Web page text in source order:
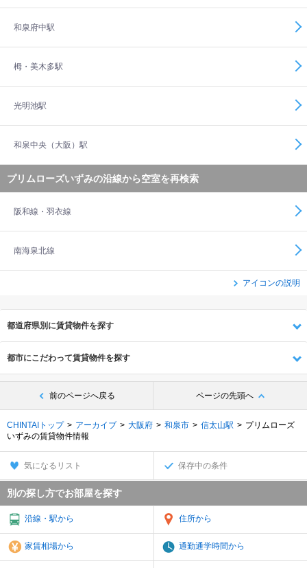
和泉府中駅
栂・美木多駅
光明池駅
和泉中央（大阪）駅
プリムローズいずみの沿線から空室を再検索
阪和線・羽衣線
南海泉北線
アイコンの説明
都道府県別に賃貸物件を探す
都市にこだわって賃貸物件を探す
前のページへ戻る ページの先頭へ
CHINTAIトップ アーカイブ 大阪府 和泉市 信太山駅
プリムローズ
いずみの賃貸物件情報
気になるリスト 保存中の条件
別の探し方でお部屋を探す
沿線・駅から 住所から
家賃相場から 通勤通学時間から